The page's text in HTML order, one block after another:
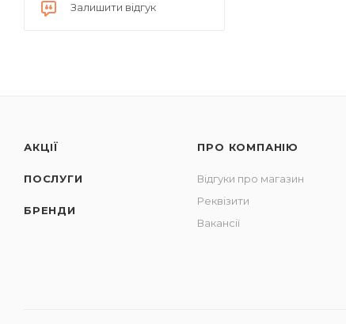
Залишити відгук
АКЦІЇ
ПОСЛУГИ
БРЕНДИ
ПРО КОМПАНІЮ
Відгуки про магазин
Реквізити
Вакансії